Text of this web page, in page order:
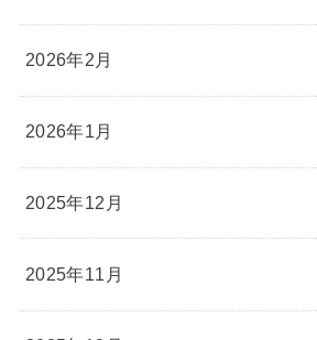
2026年2月
2026年1月
2025年12月
2025年11月